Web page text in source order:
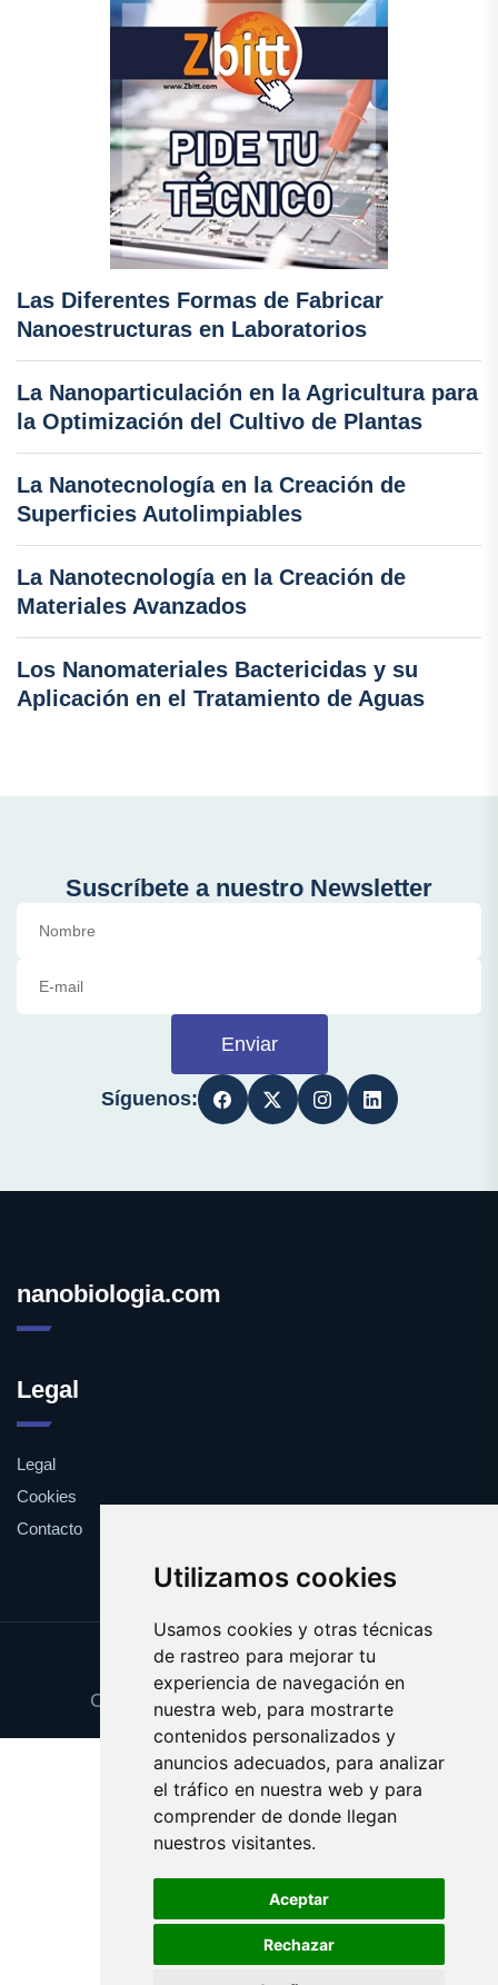
Utilizamos cookies
Usamos cookies y otras técnicas
de rastreo para mejorar tu
experiencia de navegación en
nuestra web, para mostrarte
contenidos personalizados y
anuncios adecuados, para analizar
el tráfico en nuestra web y para
comprender de donde llegan
nuestros visitantes.
Aceptar
Rechazar
Las Diferentes Formas de Fabricar
Nanoestructuras en Laboratorios
La Nanoparticulación en la Agricultura para
la Optimización del Cultivo de Plantas
La Nanotecnología en la Creación de
Superficies Autolimpiables
La Nanotecnología en la Creación de
Materiales Avanzados
Los Nanomateriales Bactericidas y su
Aplicación en el Tratamiento de Aguas
Suscríbete a nuestro Newsletter
Enviar
Síguenos:
nanobiologia.com
Legal
Legal
Cookies
Contacto
Update cookies preferences
Copyright © 2025 nanobiologia.com